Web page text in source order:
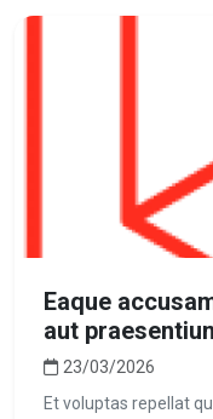
Eaque
aut
23/03/2026
Et voluptas repellat